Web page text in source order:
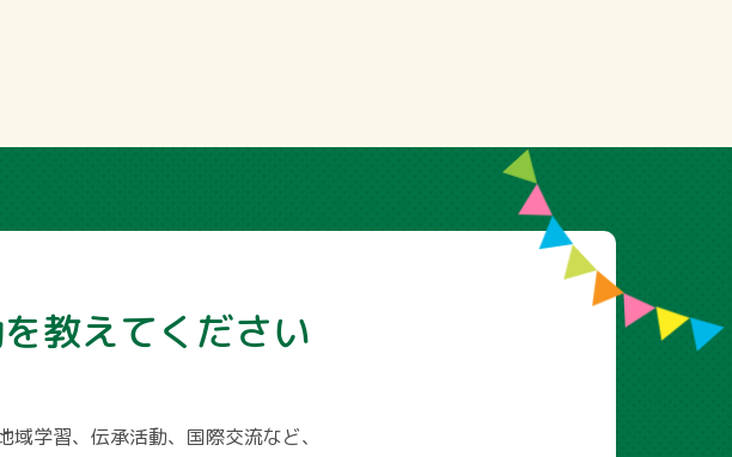
教えてください
学習、伝承活動、国際交流など、